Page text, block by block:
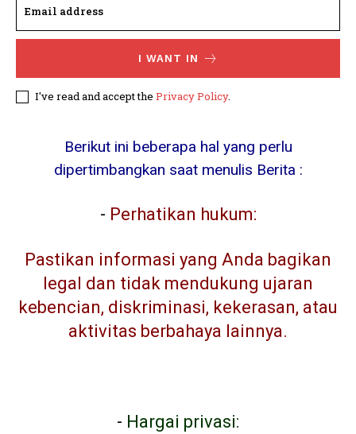
I WANT IN
I've read and accept the Privacy Policy.
Berikut ini beberapa hal yang perlu
dipertimbangkan saat menulis Berita :
- Perhatikan hukum:
Pastikan informasi yang Anda bagikan
legal dan tidak mendukung ujaran
kebencian, diskriminasi, kekerasan, atau
aktivitas berbahaya lainnya.
- Hargai privasi: